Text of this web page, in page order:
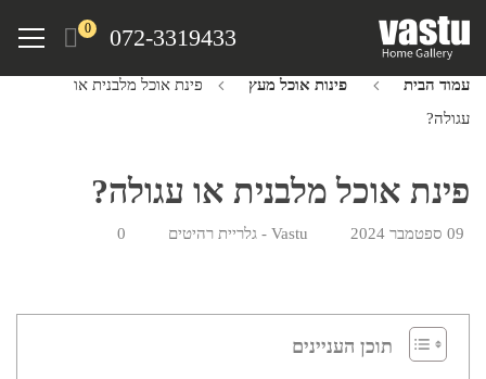
072-3319433
0
Menu
עמוד הבית פינות אוכל מעץ
פינת אוכל מלבנית או
עגולה?
פינת אוכל מלבנית או עגולה?
09 ספטמבר 2024 Vastu - גלריית רהיטים
תוכן העניינים